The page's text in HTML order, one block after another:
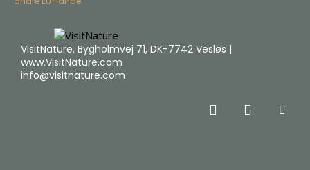
VisitNature, Bygholmvej 71, DK-7742 Vesløs |
www.VisitNature.com
info@visitnature.com